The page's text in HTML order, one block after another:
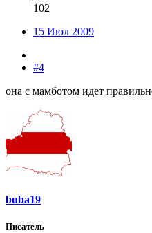
102
15 Июл 2009
#4
она с мамботом идет
buba19
Писатель